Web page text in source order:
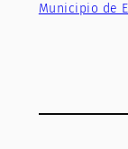
Municipio de